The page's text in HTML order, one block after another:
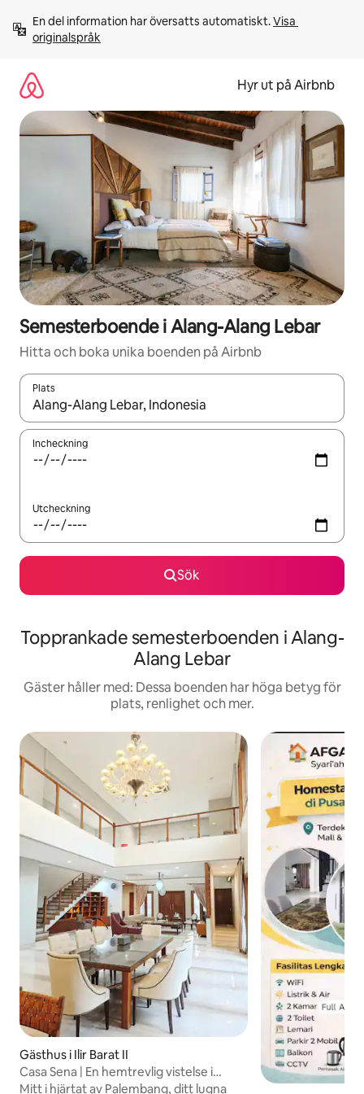
innehåll
En del information har översatts automatiskt. Visa
originalspråk
Hyr ut på Airbnb
Semesterboende i Alang-Alang Lebar
Hitta och boka unika boenden på Airbnb
Plats
När resultaten är tillgängliga kan du navigera med upp- och
Incheckning
Utcheckning
Sök
Topprankade semesterboenden i Alang-
Alang Lebar
Gäster håller med: Dessa boenden har höga betyg för
plats, renlighet och mer.
Gästhus i Ilir Barat II
Casa Sena | En hemtrevlig vistelse i
Palembang
Mitt i hjärtat av Palembang, ditt lugna